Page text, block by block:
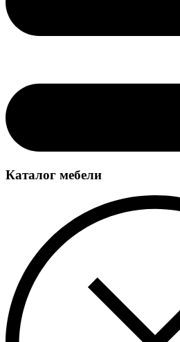
Каталог мебели